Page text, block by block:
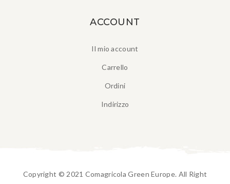
ACCOUNT
Il mio account
Carrello
Ordini
Indirizzo
Copyright © 2021 Comagricola Green Europe. All Right